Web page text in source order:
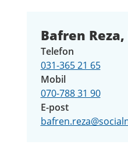
Bafren
Telefon
031-365 21 65
Mobil
070-788 31 90
E-post